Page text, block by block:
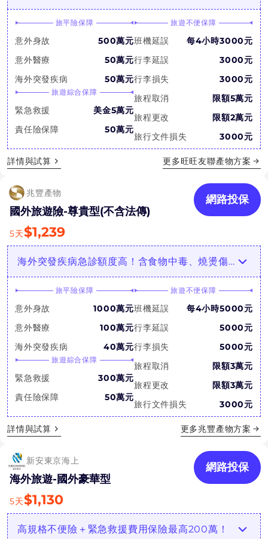
旅平險保障
意外身故
500萬元
意外醫療
50萬元
海外突發疾病
50萬元
旅遊綜合保障
緊急救援
美金5萬元
責任險保障
50萬元
旅遊不便保障
班機延誤
每4小時3000元
行李延誤
3000元
行李損失
3000元
旅程取消
限額5萬元
旅程更改
限額2萬元
旅行文件損失
3000元
詳情與試算 更多旺旺友聯產物方案
兆豐產物
國外旅遊險-尊貴型(不含法傳)
網路投保
5天$1,239
海外突發疾病急診額度高！含食物中毒、燒燙傷、返國住院醫療
旅平險保障
意外身故
1000萬元
意外醫療
100萬元
海外突發疾病
40萬元
旅遊綜合保障
緊急救援
300萬元
責任險保障
50萬元
旅遊不便保障
班機延誤
每4小時5000元
行李延誤
5000元
行李損失
5000元
旅程取消
限額3萬元
旅程更改
限額3萬元
旅行文件損失
3000元
詳情與試算 更多兆豐產物方案
新安東京海上
海外旅遊-國外豪華型
網路投保
5天$1,130
高規格不便險＋緊急救援費用保險最高200萬！